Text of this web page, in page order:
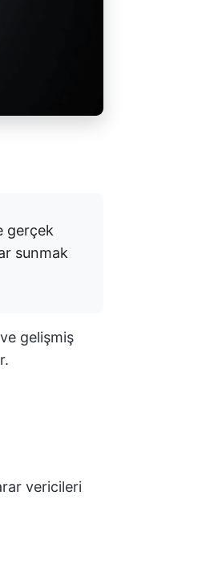
gerçek
sunmak
gelişmiş
vericileri